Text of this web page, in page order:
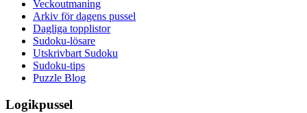
Veckoutmaning
Arkiv för dagens pussel
Dagliga topplistor
Sudoku-lösare
Utskrivbart Sudoku
Sudoku-tips
Puzzle Blog
Logikpussel